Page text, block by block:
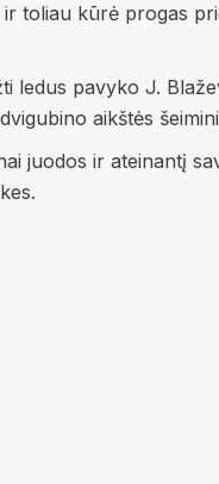
toliau kūrė progas
ledus pavyko J.
aikštės
juodos ir ateinantį